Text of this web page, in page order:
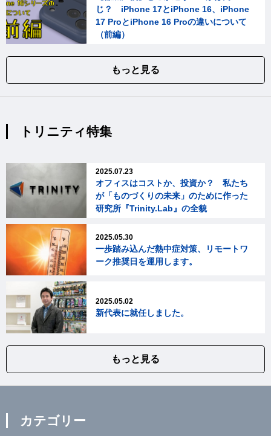
じ？ iPhone 17とiPhone 16、iPhone
17 ProとiPhone 16 Proの違いについて
（前編）
もっと見る
トリニティ特集
2025.07.23
オフィスはコストか、投資か？ 私たち
が「ものづくりの未来」のために作った
研究所『Trinity.Lab』の全貌
2025.05.30
一歩踏み込んだ熱中症対策、リモートワ
ーク推奨日を運用します。
2025.05.02
新代表に就任しました。
もっと見る
カテゴリー